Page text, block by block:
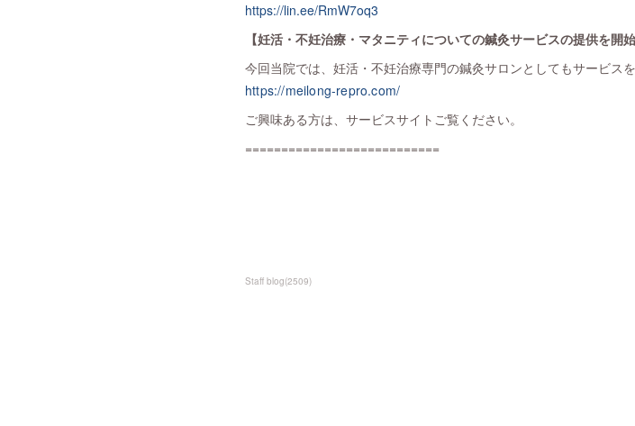
https://lin.ee/RmW7oq3
【妊活・不妊治療・マタニティについての鍼灸サービスの提供を開
今回当院では、妊活・不妊治療専門の鍼灸サロンとしてもサービス
https://meilong-repro.com/
ご興味ある方は、サービスサイトご覧ください。
===========================
Staff blog(2509)